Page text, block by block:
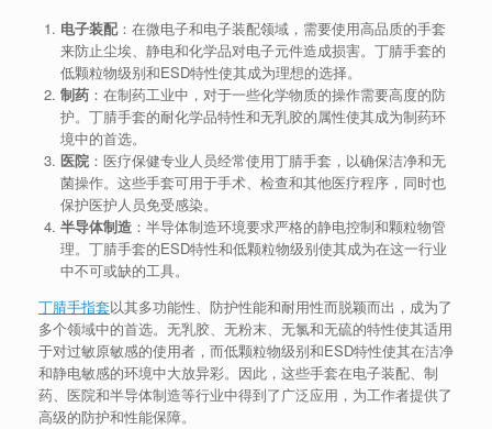
电子装配：在微电子和电子装配领域，需要使用高品质的手套
来防止尘埃、静电和化学品对电子元件造成损害。丁腈手套的
低颗粒物级别和ESD特性使其成为理想的选择。
制药：在制药工业中，对于一些化学物质的操作需要高度的防
护。丁腈手套的耐化学品特性和无乳胶的属性使其成为制药环
境中的首选。
医院：医疗保健专业人员经常使用丁腈手套，以确保洁净和无
菌操作。这些手套可用于手术、检查和其他医疗程序，同时也
保护医护人员免受感染。
半导体制造：半导体制造环境要求严格的静电控制和颗粒物管
理。丁腈手套的ESD特性和低颗粒物级别使其成为在这一行业
中不可或缺的工具。
丁腈手指套以其多功能性、防护性能和耐用性而脱颖而出，成为了
多个领域中的首选。无乳胶、无粉末、无氯和无硫的特性使其适用
于对过敏原敏感的使用者，而低颗粒物级别和ESD特性使其在洁净
和静电敏感的环境中大放异彩。因此，这些手套在电子装配、制
药、医院和半导体制造等行业中得到了广泛应用，为工作者提供了
高级的防护和性能保障。